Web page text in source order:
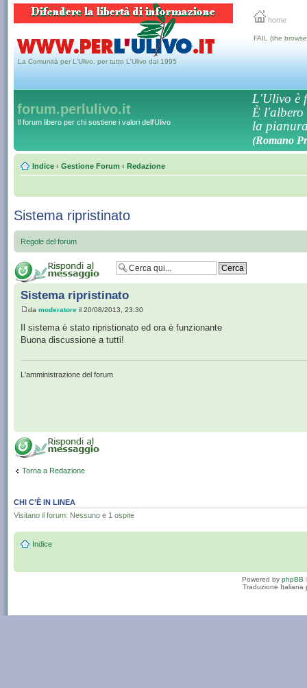
home
La Comunità per L'Ulivo, per tutto L'Ulivo dal 1995
FAIL (the
forum.perlulivo.it
Il forum libero per chi sostiene i valori dell'Ulivo
L'Ulivo è
È l'albero
la
(Romano
Indice ‹ Gestione Forum ‹ Redazione
Sistema ripristinato
Regole del forum
Sistema ripristinato
da moderatore il 20/08/2013, 23:30
Il sistema è stato ripristionato ed ora è funzionante
Buona discussione a tutti!
L'amministrazione del forum
Torna a Redazione
CHI C’È IN LINEA
Visitano il forum: Nessuno e 1 ospite
Indice
Powered by phpBB
Traduzione Italiana